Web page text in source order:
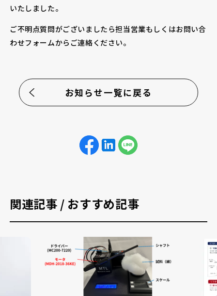
いたしました。
ご不明点質問がございましたら担当営業もしくはお問い合
わせフォームからご連絡ください。
お知らせ一覧に戻る
関連記事 / おすすめ記事